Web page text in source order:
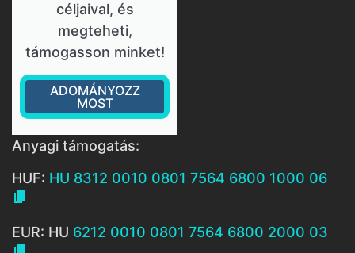
céljaival, és
megteheti,
támogasson minket!
ADOMÁNYOZZ
MOST
Anyagi támogatás:
HUF: HU 8312 0010 0801 7564 6800 1000 06

EUR: HU 6212 0010 0801 7564 6800 2000 03